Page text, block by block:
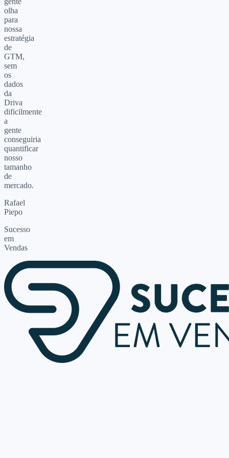
olha
para
nossa
estratégia
de
GTM,
sem
os
dados
da
Driva
dificilmente
a
gente
conseguiria
quantificar
nosso
tamanho
de
mercado.
Rafael
Piepo
Sucesso
em
Vendas